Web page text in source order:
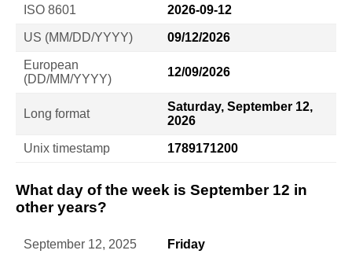
ISO 8601 2026-09-12
US (MM/DD/YYYY) 09/12/2026
European
(DD/MM/YYYY)
12/09/2026
Long format
Saturday, September 12,
2026
Unix timestamp 1789171200
What day of the week is September 12 in
other years?
September 12, 2025 Friday